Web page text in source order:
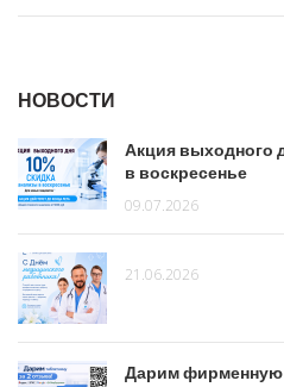
НОВОСТИ
Акция выходного
в воскресенье
09.07.2026
21.06.2026
Дарим фирменную